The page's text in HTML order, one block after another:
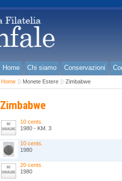
Home Chi siamo Conservazioni
Home Monete Estere Zimbabwe
Zimbabwe
10 cents.
1980 - KM. 3
10 cents.
1980
20 cents.
1980